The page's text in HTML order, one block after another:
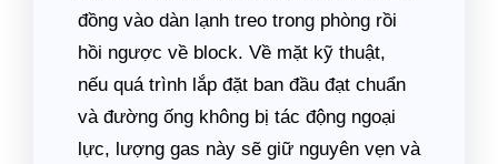
đồng vào dàn lạnh treo trong phòng rồi
hồi ngược về block. Về mặt kỹ thuật,
nếu quá trình lắp đặt ban đầu đạt chuẩn
và đường ống không bị tác động ngoại
lực, lượng gas này sẽ giữ nguyên vẹn và